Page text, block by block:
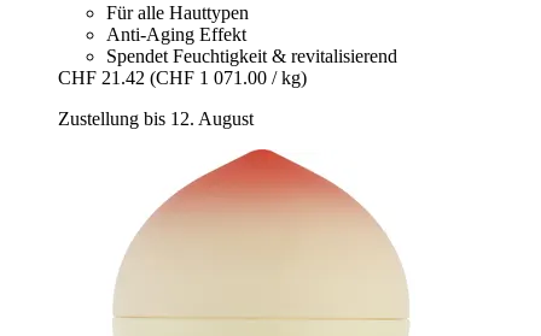
Für alle Hauttypen
Anti-Aging Effekt
Spendet Feuchtigkeit & revitalisierend
CHF 21.42 (CHF 1 071.00 / kg)
Zustellung bis 12. August